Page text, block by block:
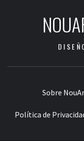
Sobre
Política de